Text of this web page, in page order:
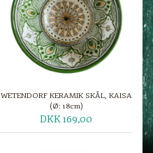
WETENDORF KERAMIK SKÅL, KAISA
(Ø: 18cm)
DKK 169,00